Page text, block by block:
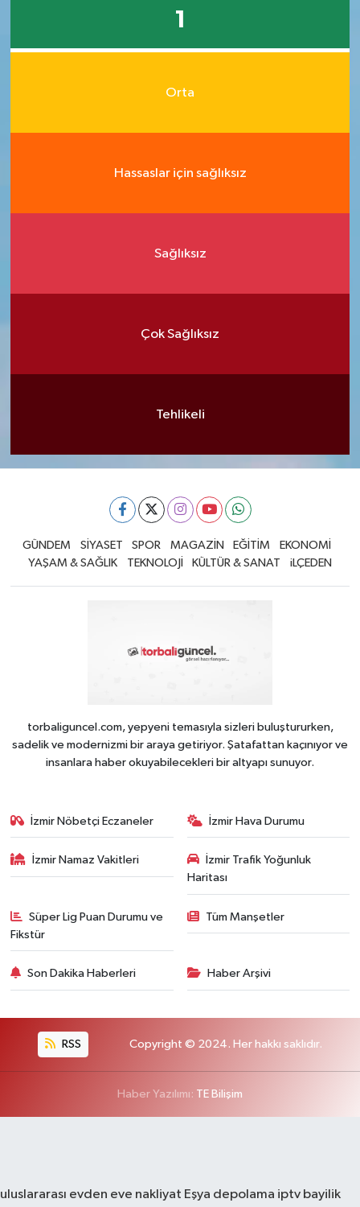
1
Orta
Hassaslar için sağlıksız
Sağlıksız
Çok Sağlıksız
Tehlikeli
GÜNDEM SİYASET SPOR MAGAZİN EĞİTİM
EKONOMİ
YAŞAM & SAĞLIK
TEKNOLOJİ KÜLTÜR & SANAT iLÇEDEN
torbaliguncel.com, yepyeni temasıyla sizleri buluştururken,
sadelik ve modernizmi bir araya getiriyor. Şatafattan kaçınıyor ve
insanlara haber okuyabilecekleri bir altyapı sunuyor.
İzmir Nöbetçi Eczaneler İzmir Hava Durumu
İzmir Namaz Vakitleri
İzmir Trafik Yoğunluk
Haritası
Süper Lig Puan Durumu ve
Fikstür
Tüm Manşetler
Son Dakika Haberleri Haber Arşivi
RSS Copyright © 2024. Her hakkı saklıdır.
Haber Yazılımı: TE Bilişim
uluslararası evden eve nakliyat Eşya depolama iptv bayilik